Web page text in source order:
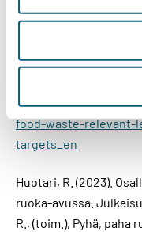
EU (2025). Food
https://
food-waste-relevant-
targets_en
Huotari, R. (2023).
ruoka-avussa.
R., (toim.), Pyhä, paha